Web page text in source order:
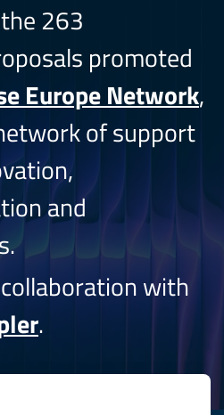
263
promoted
Europe Network,
of support
and
with
.